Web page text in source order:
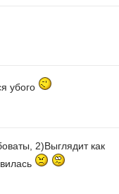
убого
2)Выглядит как